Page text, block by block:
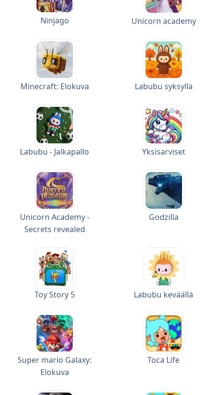
Ninjago Unicorn academy
Minecraft: Elokuva Labubu syksyllä
Labubu - Jalkapallo Yksisarviset
Unicorn Academy -
Secrets revealed
Godzilla
Toy Story 5 Labubu keväällä
Super mario Galaxy:
Elokuva
Toca Life